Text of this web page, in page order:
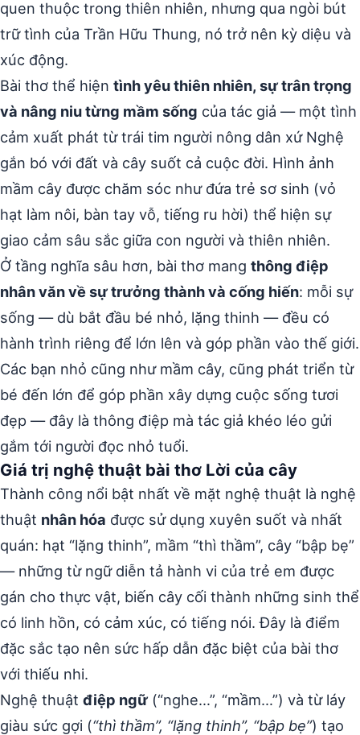
quen thuộc trong thiên nhiên, nhưng qua ngòi bút
trữ tình của Trần Hữu Thung, nó trở nên kỳ diệu và
xúc động.
Bài thơ thể hiện tình yêu thiên nhiên, sự trân trọng
và nâng niu từng mầm sống của tác giả — một tình
cảm xuất phát từ trái tim người nông dân xứ Nghệ
gắn bó với đất và cây suốt cả cuộc đời. Hình ảnh
mầm cây được chăm sóc như đứa trẻ sơ sinh (vỏ
hạt làm nôi, bàn tay vỗ, tiếng ru hời) thể hiện sự
giao cảm sâu sắc giữa con người và thiên nhiên.
Ở tầng nghĩa sâu hơn, bài thơ mang thông điệp
nhân văn về sự trưởng thành và cống hiến: mỗi sự
sống — dù bắt đầu bé nhỏ, lặng thinh — đều có
hành trình riêng để lớn lên và góp phần vào thế giới.
Các bạn nhỏ cũng như mầm cây, cũng phát triển từ
bé đến lớn để góp phần xây dựng cuộc sống tươi
đẹp — đây là thông điệp mà tác giả khéo léo gửi
gắm tới người đọc nhỏ tuổi.
Giá trị nghệ thuật bài thơ Lời của cây
Thành công nổi bật nhất về mặt nghệ thuật là nghệ
thuật nhân hóa được sử dụng xuyên suốt và nhất
quán: hạt “lặng thinh”, mầm “thì thầm”, cây “bập bẹ”
— những từ ngữ diễn tả hành vi của trẻ em được
gán cho thực vật, biến cây cối thành những sinh thể
có linh hồn, có cảm xúc, có tiếng nói. Đây là điểm
đặc sắc tạo nên sức hấp dẫn đặc biệt của bài thơ
với thiếu nhi.
Nghệ thuật điệp ngữ (“nghe…”, “mầm…”) và từ láy
giàu sức gợi (“thì thầm”, “lặng thinh”, “bập bẹ”) tạo